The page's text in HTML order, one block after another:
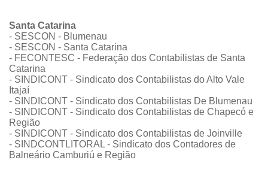
Santa Catarina
- SESCON - Blumenau
- SESCON - Santa Catarina
- FECONTESC - Federação dos Contabilistas de Santa
Catarina
- SINDICONT - Sindicato dos Contabilistas do Alto Vale
Itajaí
- SINDICONT - Sindicato dos Contabilistas De Blumenau
- SINDICONT - Sindicato dos Contabilistas de Chapecó e
Região
- SINDICONT - Sindicato dos Contabilistas de Joinville
- SINDCONTLITORAL - Sindicato dos Contadores de
Balneário Camburiú e Região